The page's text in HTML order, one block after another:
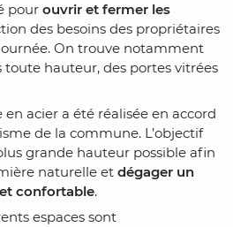
pour ouvrir et fermer les
des besoins des propriétaires
On trouve notamment
toute hauteur, des portes vitrées
acier a été réalisée en accord
de la commune. L’objectif
grande hauteur possible afin
naturelle et dégager un
confortable.
espaces sont